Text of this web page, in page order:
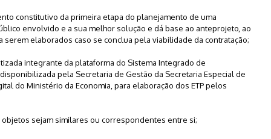
constitutivo da primeira etapa do planejamento de uma
envolvido e a sua melhor solução e dá base ao anteprojeto, ao
elaborados caso se conclua pela viabilidade da contratação;
integrante da plataforma do Sistema Integrado de
pela Secretaria de Gestão da Secretaria Especial de
do Ministério da Economia, para elaboração dos ETP pelos
sejam similares ou correspondentes entre si;